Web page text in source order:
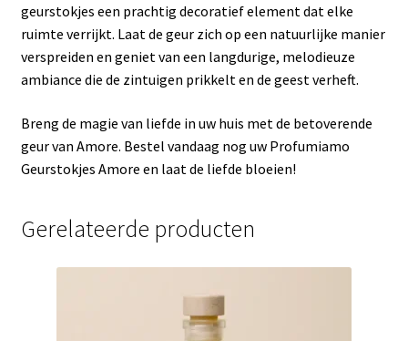
geurstokjes een prachtig decoratief element dat elke
ruimte verrijkt. Laat de geur zich op een natuurlijke manier
verspreiden en geniet van een langdurige, melodieuze
ambiance die de zintuigen prikkelt en de geest verheft.
Breng de magie van liefde in uw huis met de betoverende
geur van Amore. Bestel vandaag nog uw Profumiamo
Geurstokjes Amore en laat de liefde bloeien!
Gerelateerde producten